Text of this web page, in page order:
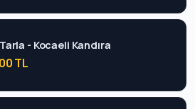
- Kocaeli Kandıra
TL